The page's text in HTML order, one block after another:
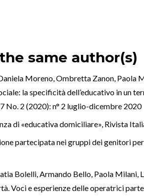
same author(s)
Moreno, Ombretta Zanon, Paola
la specificità dell’educativo in un
No. 2 (2020): n° 2 luglio-dicembre 2020
di «educativa domiciliare» Rivista
partecipata nei gruppi dei genitori
Bolelli, Armando Bello, Paola Milani,
Voci e esperienze delle operatrici